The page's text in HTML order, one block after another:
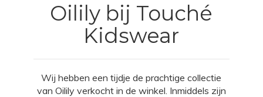
Oilily bij Touché
Kidswear
Wij hebben een tijdje de prachtige collectie
van Oilily verkocht in de winkel. Inmiddels zijn